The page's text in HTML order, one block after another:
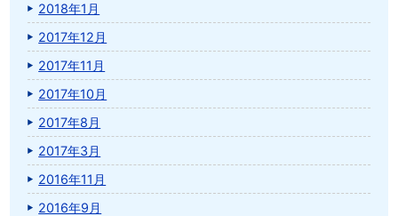
2018年1月
2017年12月
2017年11月
2017年10月
2017年8月
2017年3月
2016年11月
2016年9月